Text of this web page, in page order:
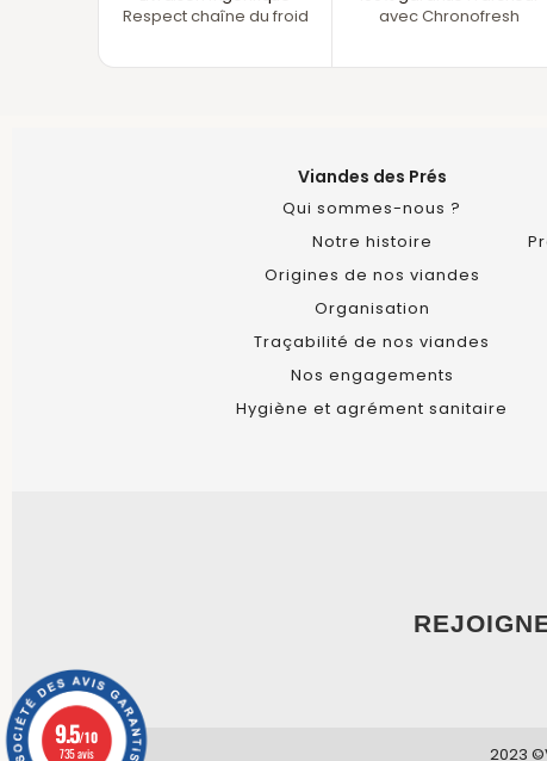
Respect chaîne du froid
avec Chronofresh
Viandes des Prés
Qui sommes-nous ?
Notre histoire
Origines de nos viandes
Organisation
Traçabilité de nos viandes
Nos engagements
Hygiène et agrément sanitaire
2023
9.5/10
735 avis